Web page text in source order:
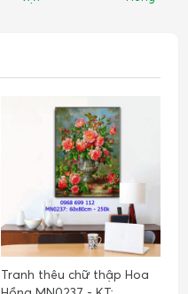
Tranh thêu chữ thập Hoa